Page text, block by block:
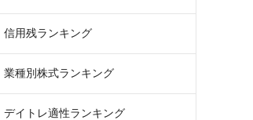
信用残ランキング
業種別株式ランキング
デイトレ適性ランキング